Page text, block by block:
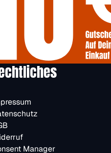
Manager